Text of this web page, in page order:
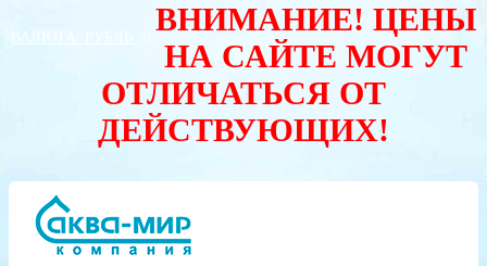
ВАЛЮТА:
ВНИМАНИЕ! ЦЕНЫ
НА САЙТЕ МОГУТ
ОТЛИЧАТЬСЯ ОТ
ДЕЙСТВУЮЩИХ!